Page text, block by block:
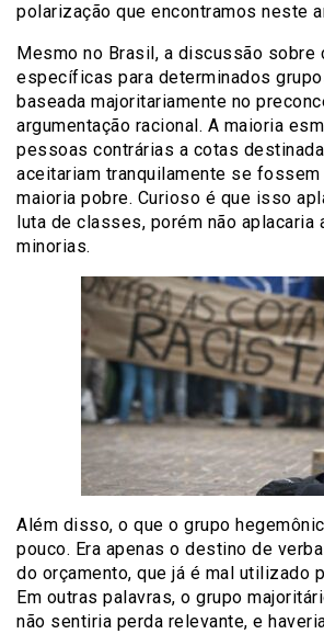
polarização que encontramos neste
Mesmo no Brasil, a discussão sobre
específicas para determinados
baseada majoritariamente no
argumentação racional. A maioria
pessoas contrárias a cotas
aceitariam tranquilamente se
maioria pobre. Curioso é que isso
luta de classes, porém não aplacaria
minorias.
Além disso, o que o grupo
pouco. Era apenas o destino de
do orçamento, que já é mal utilizado
Em outras palavras, o grupo
não sentiria perda relevante, e